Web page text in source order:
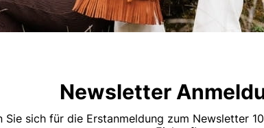
Newsletter
Sie sich für die Erstanmeldung zum Newsletter